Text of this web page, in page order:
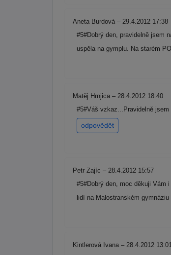
Aneta Burdová – 29.4.2012 17:38
#5#Dobrý den, pravidelně jsem
uspěla na gymplu. Na starém
Matěj Hrnjica – 28.4.2012 18:40
#5#Váš vzkaz...Pravidelně
odpovědět
Petr Zajíc – 28.4.2012 15:57
#5#Dobrý den, moc děkuji Vám
lidí na Malostranském
Kintlerová Ivana – 28.4.2012